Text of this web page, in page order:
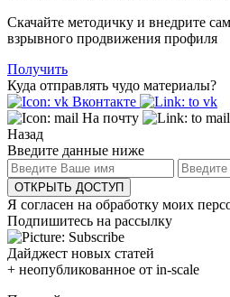
Скачайте методичку и внедрите
взрывного продвижения профиля
Получить
Куда отправлять чудо материалы?
Вконтакте
На почту
Назад
Введите данные ниже
ОТКРЫТЬ ДОСТУП
Я согласен на обработку моих
Подпишитесь на рассылку
Дайджест новых статей
+ неопубликованное от in-scale